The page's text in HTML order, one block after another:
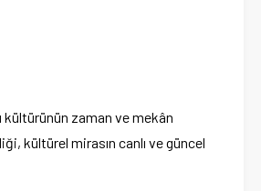
kültürünün zaman ve mekân
kültürel mirasın canlı ve güncel